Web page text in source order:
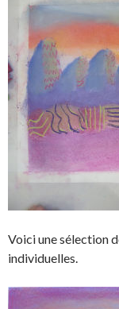
Voici une sélection
individuelles.